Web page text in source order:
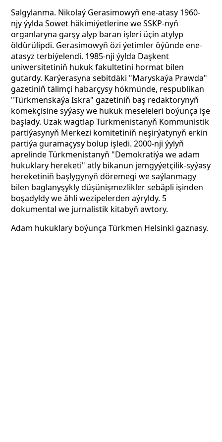
Salgylanma. Nikolaý Gerasimowyň ene-atasy 1960-
njy ýylda Sowet häkimiýetlerine we SSKP-nyň
organlaryna garşy alyp baran işleri üçin atylyp
öldürülipdi. Gerasimowyň özi ýetimler öýünde ene-
atasyz terbiýelendi. 1985-nji ýylda Daşkent
uniwersitetiniň hukuk fakultetini hormat bilen
gutardy. Karýerasyna sebitdäki "Maryskaýa Prawda"
gazetiniň tälimçi habarçysy hökmünde, respublikan
"Türkmenskaýa Iskra" gazetiniň baş redaktorynyň
kömekçisine syýasy we hukuk meseleleri boýunça işe
başlady. Uzak wagtlap Türkmenistanyň Kommunistik
partiýasynyň Merkezi komitetiniň neşirýatynyň erkin
partiýa guramaçysy bolup işledi. 2000-nji ýylyň
aprelinde Türkmenistanyň "Demokratiýa we adam
hukuklary hereketi" atly bikanun jemgyýetçilik-syýasy
hereketiniň başlygynyň döremegi we saýlanmagy
bilen baglanyşykly düşünişmezlikler sebäpli işinden
boşadyldy we ähli wezipelerden aýryldy. 5
dokumental we jurnalistik kitabyň awtory.
Adam hukuklary boýunça Türkmen Helsinki gaznasy.